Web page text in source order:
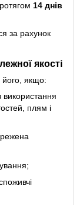
14 днів
за рахунок
якості
його, якщо:
використання
плям і